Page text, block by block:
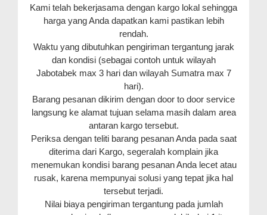
Kami telah bekerjasama dengan kargo lokal sehingga
harga yang Anda dapatkan kami pastikan lebih
rendah.
Waktu yang dibutuhkan pengiriman tergantung jarak
dan kondisi (sebagai contoh untuk wilayah
Jabotabek max 3 hari dan wilayah Sumatra max 7
hari).
Barang pesanan dikirim dengan door to door service
langsung ke alamat tujuan selama masih dalam area
antaran kargo tersebut.
Periksa dengan teliti barang pesanan Anda pada saat
diterima dari Kargo, segeralah komplain jika
menemukan kondisi barang pesanan Anda lecet atau
rusak, karena mempunyai solusi yang tepat jika hal
tersebut terjadi.
Nilai biaya pengiriman tergantung pada jumlah